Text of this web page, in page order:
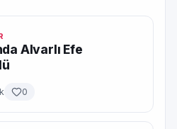
Alvarlı Efe
0